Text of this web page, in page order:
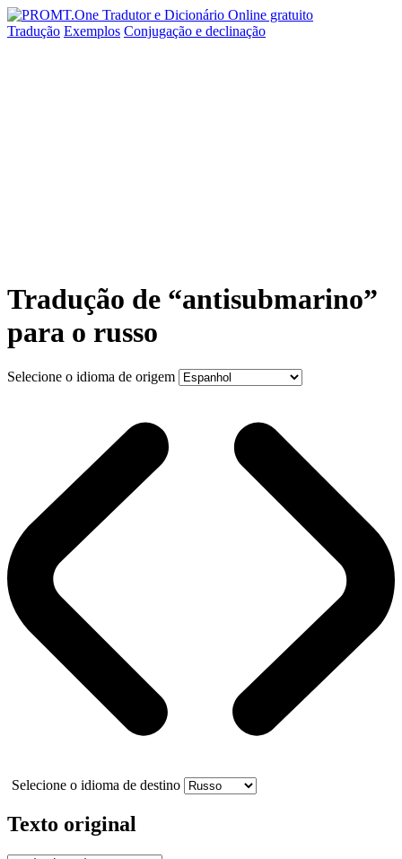
Tradução Exemplos Conjugação e declinação
Tradução de “antisubmarino”
para o russo
Selecione o idioma de origem
Selecione o idioma de destino
Texto original